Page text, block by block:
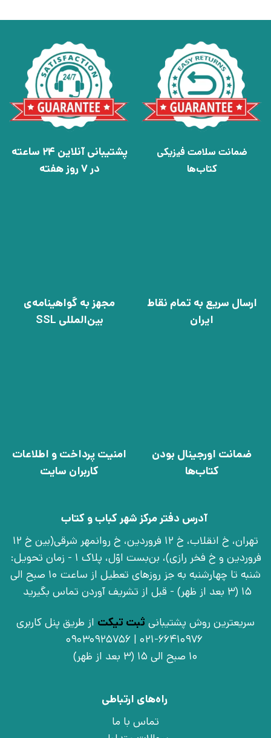
ضمانت سلامت فیزیکی
کتاب‌ها
پشتیبانی آنلاین 24 ساعته
در 7 روز هفته
ارسال سریع به تمام نقاط
ایران
مجهز به گواهینامه‌ی
بین‌المللی SSL
ضمانت اورجینال بودن
کتاب‌ها
امنیت پرداخت و اطلاعات
کاربران سایت
آدرس دفتر مرکز شهر کباب و کتاب
تهران، خ انقلاب، خ 12 فروردین، خ روانمهر شرقی(بین خ 12
فروردین و خ فخر رازی)، بن‌بست اوّل، پلاک 1 - زمان تحویل:
شنبه تا چهارشنبه به جز روزهای تعطیل از ساعت 10 صبح الی
15 (3 بعد از ظهر) - قبل از تشریف آوردن تماس بگیرید
سریعترین روش پشتیبانی ثبت تیکت از طریق پنل کاربری
021-66410976 | 09030925756
10 صبح الی 15 (3 بعد از ظهر)
راه‌های ارتباطی
تماس با ما